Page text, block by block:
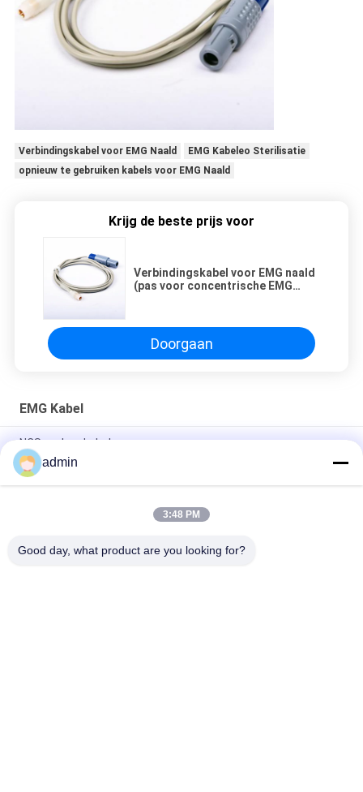
Verbindingskabel voor EMG Naald
EMG Kabeleo Sterilisatie
opnieuw te gebruiken kabels voor EMG Naald
Krijg de beste prijs voor
Verbindingskabel voor EMG naald
(pas voor concentrische EMG
Doorgaan
EMG Kabel
NCS-verlengkabel
Monopolar EMG Opnieuw te gebruiken Kabel van de
Naaldelektrode met 1500mm Looddraad
Het concentrische EMG Schild past Kabel met 4 Spelddin Stop
admin
3:48 PM
Good day, what product are you looking for?